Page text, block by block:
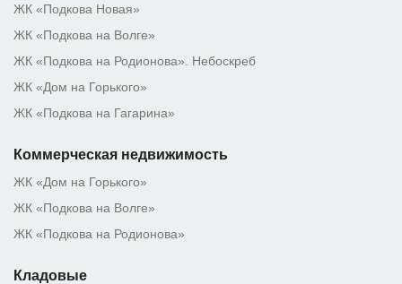
ЖК «Подкова Новая»
ЖК «Подкова на Волге»
ЖК «Подкова на Родионова». Небоскреб
ЖК «Дом на Горького»
ЖК «Подкова на Гагарина»
Коммерческая недвижимость
ЖК «Дом на Горького»
ЖК «Подкова на Волге»
ЖК «Подкова на Родионова»
Кладовые